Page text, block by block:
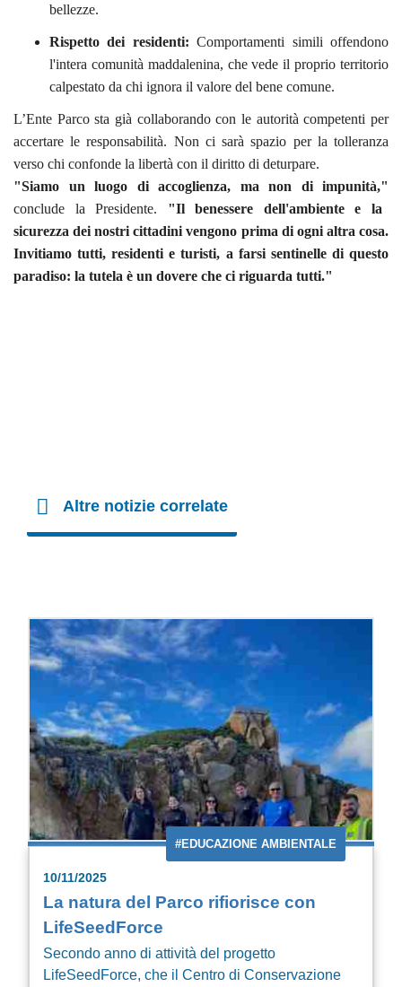
bellezze.
Rispetto dei residenti: Comportamenti simili offendono
l'intera comunità maddalenina, che vede il proprio territorio
calpestato da chi ignora il valore del bene comune.
L’Ente Parco sta già collaborando con le autorità competenti per
accertare le responsabilità. Non ci sarà spazio per la tolleranza
verso chi confonde la libertà con il diritto di deturpare.
"Siamo un luogo di accoglienza, ma non di impunità,"
conclude la Presidente. "Il benessere dell'ambiente e la
sicurezza dei nostri cittadini vengono prima di ogni altra cosa.
Invitiamo tutti, residenti e turisti, a farsi sentinelle di questo
paradiso: la tutela è un dovere che ci riguarda tutti."
Altre notizie correlate
#EDUCAZIONE AMBIENTALE
10/11/2025
La natura del Parco rifiorisce con
LifeSeedForce
Secondo anno di attività del progetto
LifeSeedForce, che il Centro di Conservazione